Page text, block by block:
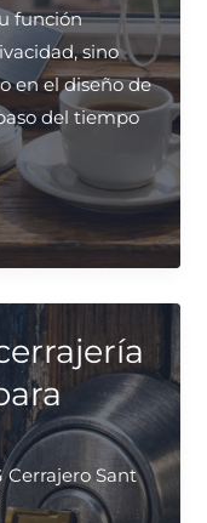
función
sino
en el diseño de
del tiempo
Cerrajero Sant